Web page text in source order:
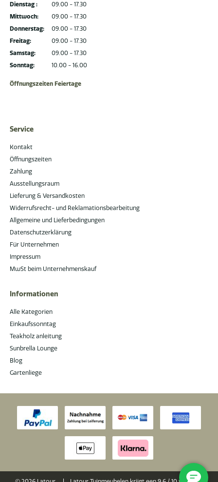
Dienstag :
Mittwoch:
Donnerstag:
Freitag:
Samstag:
Sonntag:
09.00 - 17.30
09.00 - 17.30
09.00 - 17.30
09.00 - 17.30
09.00 - 17.30
10.00 - 16.00
Öffnungszeiten Feiertage
Service
Kontakt
Öffnungszeiten
Zahlung
Ausstellungsraum
Lieferung & Versandkosten
Widerrufsrecht- und Reklamationsbearbeitung
Allgemeine und Lieferbedingungen
Datenschutzerklärung
Für Unternehmen
Impressum
MwSt beim Unternehmenskauf
Informationen
Alle Kategorien
Einkaufssonntag
Teakholz anleitung
Sunbrella Lounge
Blog
Gartenliege